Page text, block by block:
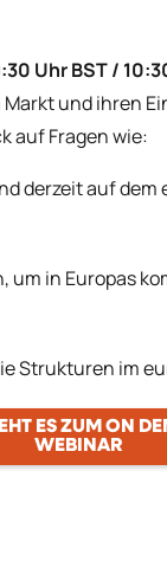
Uhr BST /
und ihren
auf Fragen wie:
derzeit auf
in Europas
Strukturen im
ES ZUM ON
WEBINAR